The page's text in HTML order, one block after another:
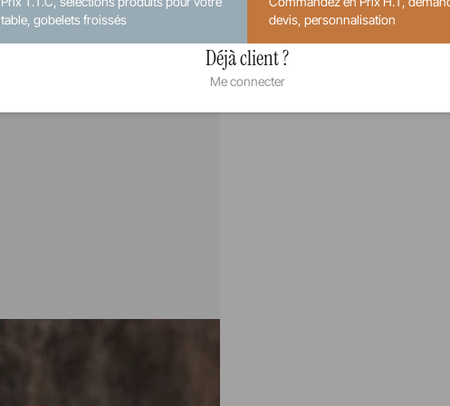
table, gobelets froissés
devis, personnalisation
Déjà client ?
Me connecter